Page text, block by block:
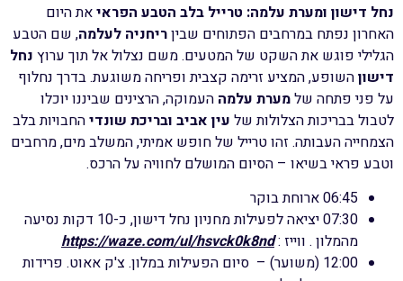
נחל דישון ומערת עלמה: טרייל בלב הטבע הפראיאת היום
האחרון נפתח במרחבים הפתוחים שביןריחניה לעלמה, שם הטבע
הגלילי פוגש את השקט של המטעים. משם נצלול אל תוך ערוץ נחל
דישוןהשופע, המציע זרימה קצבית ופריחה משוגעת. בדרך נחלוף
על פני פתחה שלמערת עלמה העמוקה, הרצינים שביננו יוכלו
לטבול בבריכות הצלולות של עין אביב ובריכת שונדיהחבויות בלב
הצמחייה העבותה. זהו טרייל של חופש אמיתי, המשלב מים, מרחבים
וטבע פראי בשיאו – הסיום המושלם לחוויה על הרכס.
06:45 ארוחת בוקר
07:30 יציאה לפעילות מחניון נחל דישון, כ-10 דקות נסיעה
מהמלון . ווייז :https://waze.com/ul/hsvck0k8nd
12:00 (משוער) – סיום הפעילות במלון. צ'ק אאוט. פרידות